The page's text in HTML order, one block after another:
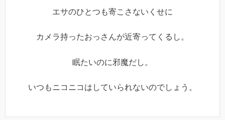
エサのひとつも寄こさないくせに
カメラ持ったおっさんが近寄ってくるし。
眠たいのに邪魔だし。
いつもニコニコはしていられないのでしょう。